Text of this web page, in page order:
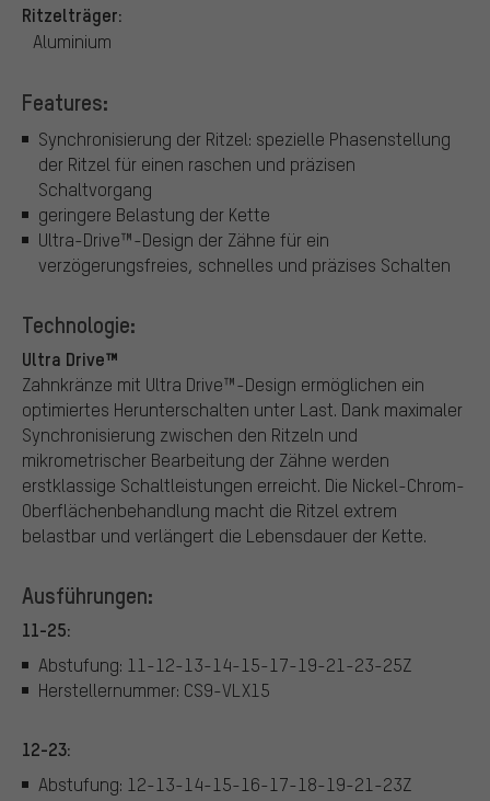
Ritzelträger:
Aluminium
Features:
Synchronisierung der Ritzel: spezielle Phasenstellung
der Ritzel für einen raschen und präzisen
Schaltvorgang
geringere Belastung der Kette
Ultra-Drive™-Design der Zähne für ein
verzögerungsfreies, schnelles und präzises Schalten
Technologie:
Ultra Drive™
Zahnkränze mit Ultra Drive™-Design ermöglichen ein
optimiertes Herunterschalten unter Last. Dank maximaler
Synchronisierung zwischen den Ritzeln und
mikrometrischer Bearbeitung der Zähne werden
erstklassige Schaltleistungen erreicht. Die Nickel-Chrom-
Oberflächenbehandlung macht die Ritzel extrem
belastbar und verlängert die Lebensdauer der Kette.
Ausführungen:
11-25:
Abstufung: 11-12-13-14-15-17-19-21-23-25Z
Herstellernummer: CS9-VLX15
12-23:
Abstufung: 12-13-14-15-16-17-18-19-21-23Z